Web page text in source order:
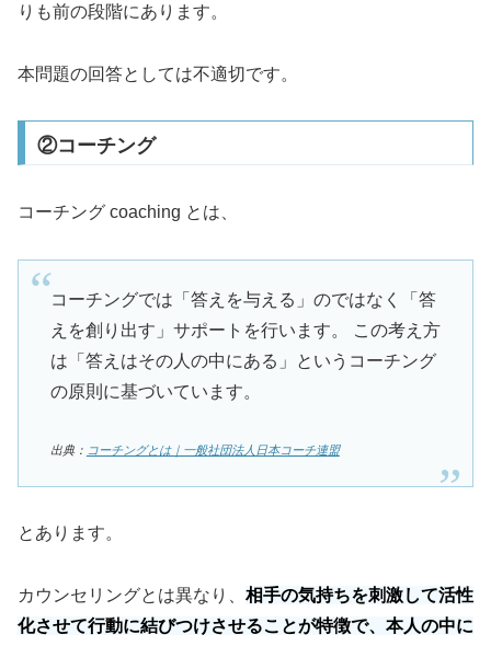
りも前の段階にあります。
本問題の回答としては不適切です。
②コーチング
コーチング coaching とは、
コーチングでは「答えを与える」のではなく「答
えを創り出す」サポートを行います。 この考え方
は「答えはその人の中にある」というコーチング
の原則に基づいています。
出典： コーチングとは｜一般社団法人日本コーチ連盟
とあります。
カウンセリングとは異なり、 相手の気持ちを刺激して活性
化させて行動に結びつけさせることが特徴で、本人の中に